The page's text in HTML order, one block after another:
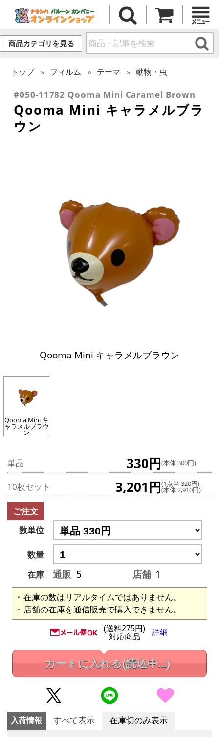
商品カテゴリを見る
トップ フィルム テーマ 動物・虫
#050-11782 Qooma Mini Caramel Brown
Qooma Mini キャラメルブラ
ウン
Qooma Mini キャラメルブラウン
Qooma Mini キ
ャラメルブラウ
ン
単品 330円(本体 300円)
10枚セット 3,201円(1点当 320円)
(本体 2,910円)
ご注文
数単位
数量
在庫
通販 5 店舗 1
在庫の数はリアルタイムではありません。
店舗の在庫を通信販売で購入できません。
(送料275円)
対応商品 詳細
カートに入れる(読込中...)
入荷情報 すべて表示 在庫切のみ表示